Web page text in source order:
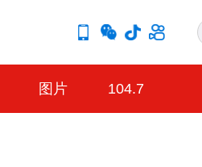
图片 104.7